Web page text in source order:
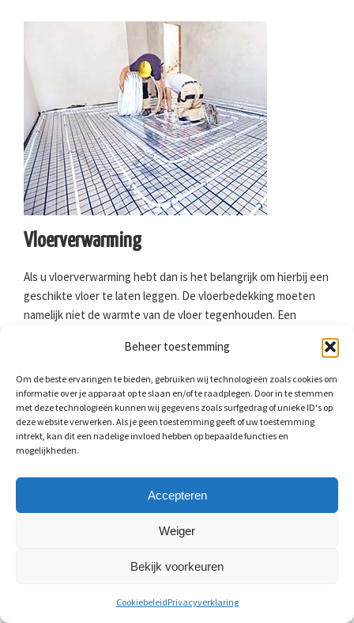
Beheer toestemming
Om de beste ervaringen te bieden, gebruiken wij technologieën zoals cookies om
informatie over je apparaat op te slaan en/of te raadplegen. Door in te stemmen
met deze technologieën kunnen wij gegevens zoals surfgedrag of unieke ID's op
deze website verwerken. Als je geen toestemming geeft of uw toestemming
intrekt, kan dit een nadelige invloed hebben op bepaalde functies en
mogelijkheden.
Accepteren
Weiger
Bekijk voorkeuren
CookiebeleidPrivacyverklaring
Vloerverwarming
Als u vloerverwarming hebt dan is het belangrijk om hierbij een
geschikte vloer te laten leggen. De vloerbedekking moeten
namelijk niet de warmte van de vloer tegenhouden. Een
daarom niet geschikt in combinatie met vloerverwarming. Een
warmteweerstand. De tegels nemen warmte goed op en
geven het vervolgens af naar de ruimte erboven. Houd bij het
leggen van een keramische tegelvloer wel rekening met de
uitzetvoegen, vooral bij een tegelvloer in wildverband. Door
Het is altijd mogelijk dat een tegel uitzet of krimpt. Om
keuken- of badkamertegels. Deze moet u voegen. Als u wilt